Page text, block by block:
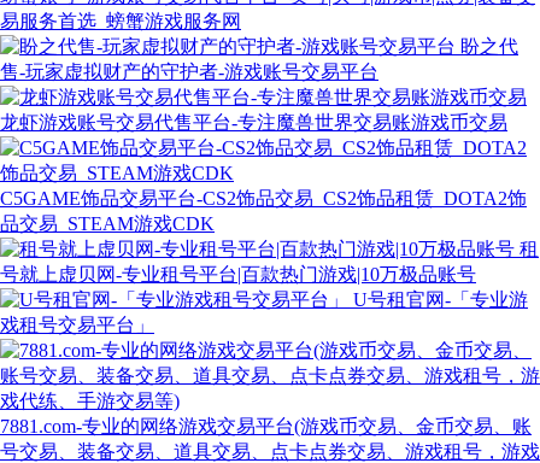
易服务首选_螃蟹游戏服务网
盼之代
售-玩家虚拟财产的守护者-游戏账号交易平台
龙虾游戏账号交易代售平台-专注魔兽世界交易账游戏币交易
C5GAME饰品交易平台-CS2饰品交易_CS2饰品租赁_DOTA2饰
品交易_STEAM游戏CDK
租
号就上虚贝网-专业租号平台|百款热门游戏|10万极品账号
U号租官网-「专业游
戏租号交易平台」
7881.com-专业的网络游戏交易平台(游戏币交易、金币交易、账
号交易、装备交易、道具交易、点卡点券交易、游戏租号，游戏